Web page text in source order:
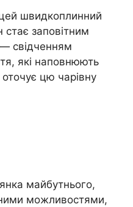
швидкоплинний
заповітним
свідченням
які наповнюють
оточує цю чарівну
майбутнього,
можливостями,